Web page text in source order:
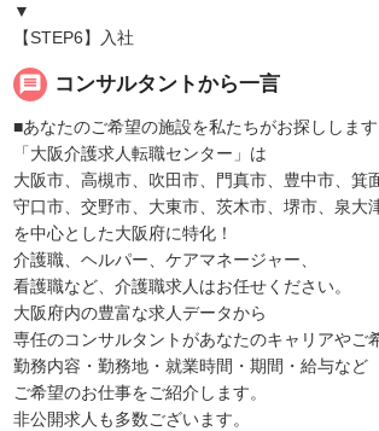
▼
【STEP6】入社
message コンサルタントから一言
■あなたのご希望の施設を私たちがお探しします
「大阪介護求人転職センター」は
大阪市、高槻市、吹田市、門真市、豊中市、箕
守口市、交野市、大東市、茨木市、堺市、泉大
を中心とした大阪府に特化！
介護職、ヘルパー、ケアマネージャー、
看護職など、介護職求人はお任せください。
大阪府内の豊富な求人データから
専任のコンサルタントがあなたのキャリアやご
勤務内容・勤務地・就業時間・期間・給与など
ご希望のお仕事をご紹介します。
非公開求人も多数ございます。